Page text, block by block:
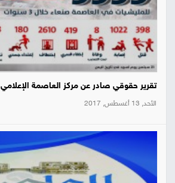
تقرير حقوقي صادر عن مركز العاصمة الإعلامي
الأحد, 13 أغسطس, 2017